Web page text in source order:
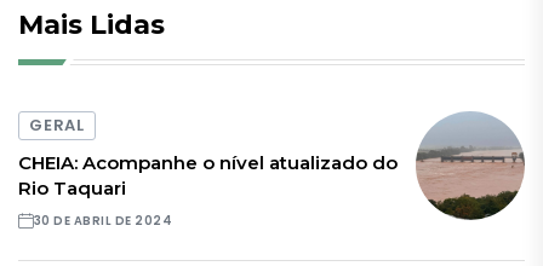
Mais Lidas
GERAL
CHEIA: Acompanhe o nível atualizado do
Rio Taquari
30 DE ABRIL DE 2024